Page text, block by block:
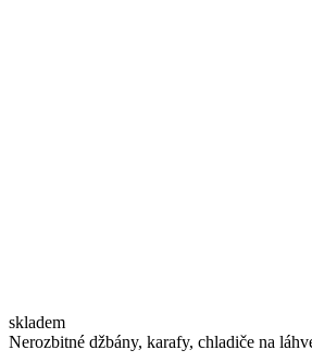
skladem
Nerozbitné džbány, karafy, chladiče na